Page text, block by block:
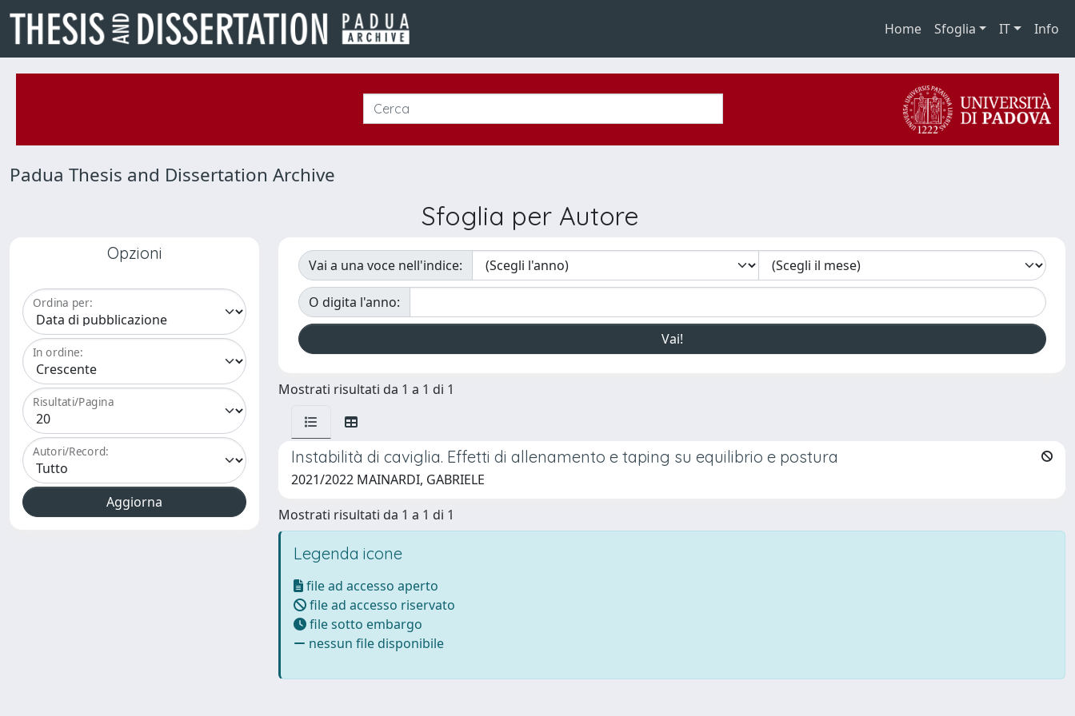
Home Sfoglia IT Info
Padua Thesis and Dissertation Archive
Sfoglia per Autore
Opzioni
Ordina per:
In ordine:
Risultati/Pagina
Autori/Record:
Vai a una voce nell'indice:
O digita l'anno:
Mostrati risultati da 1 a 1 di 1
Instabilità di caviglia. Effetti di allenamento e taping su equilibrio e postura
2021/2022 MAINARDI, GABRIELE
Mostrati risultati da 1 a 1 di 1
Legenda icone
file ad accesso aperto
file ad accesso riservato
file sotto embargo
nessun file disponibile